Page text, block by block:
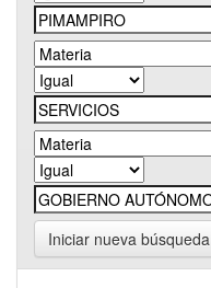
Iniciar nueva búsqueda